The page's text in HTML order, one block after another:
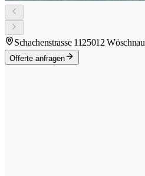
Schachenstrasse 1125012 Wöschnau
Offerte anfragen